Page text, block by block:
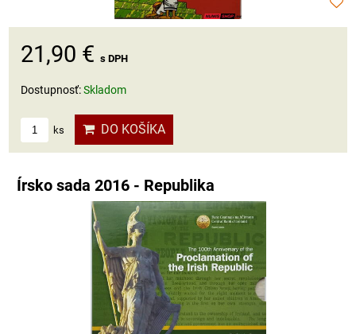
21,90 € s DPH
Dostupnosť:Skladom
ks DO KOŠÍKA
Írsko sada 2016 - Republika